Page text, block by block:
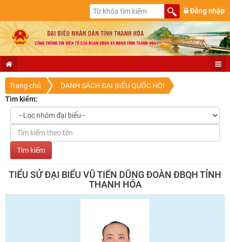
Đăng nhập
Trang chủ
DANH SÁCH ĐẠI BIỂU QUỐC HỘI
Tìm kiếm:
TIỂU SỬ ĐẠI BIỂU VŨ TIẾN DŨNG ĐOÀN ĐBQH TỈNH
THANH HÓA